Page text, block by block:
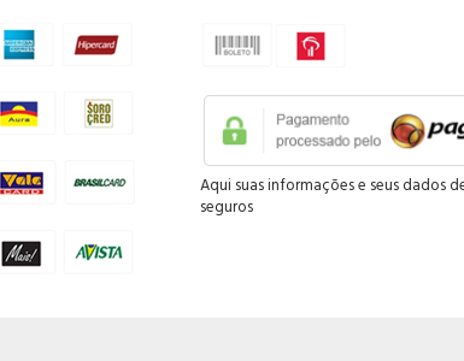
Aqui suas informações e seus dados
seguros